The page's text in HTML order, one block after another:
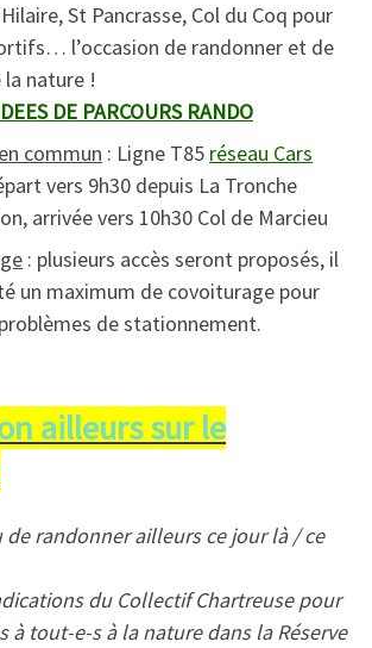
St Pancrasse, Col du Coq pour
l’occasion de randonner et de
nature !
DE PARCOURS RANDO
commun : Ligne T85 réseau Cars
vers 9h30 depuis La Tronche
arrivée vers 10h30 Col de Marcieu
: plusieurs accès seront proposés, il
un maximum de covoiturage pour
de stationnement.
ailleurs sur le
de randonner ailleurs ce jour là / ce
du Collectif Chartreuse pour
à tout-e-s à la nature dans la Réserve